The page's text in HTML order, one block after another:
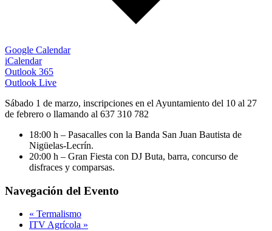
Google Calendar
iCalendar
Outlook 365
Outlook Live
Sábado 1 de marzo, inscripciones en el Ayuntamiento del 10 al 27
de febrero o llamando al 637 310 782
18:00 h – Pasacalles con la Banda San Juan Bautista de
Nigüelas-Lecrín.
20:00 h – Gran Fiesta con DJ Buta, barra, concurso de
disfraces y comparsas.
Navegación del Evento
« Termalismo
ITV Agrícola »